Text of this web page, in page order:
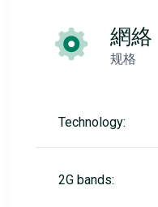
網絡
规格
Technology:
2G bands: